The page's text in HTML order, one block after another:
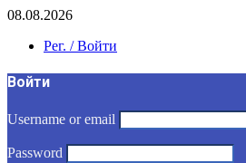
08.08.2026
Рег. / Войти
Войти
Username or email
Password